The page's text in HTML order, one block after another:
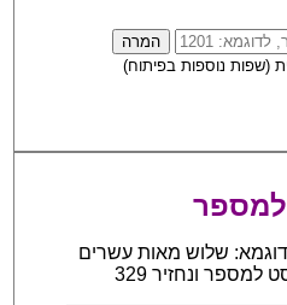
(שפות נוספות בפיתוח)
שלוש מאות עשרים
ונחזיר 329